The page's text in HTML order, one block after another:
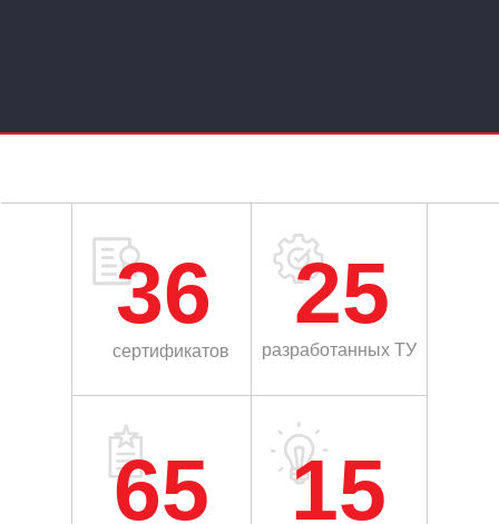
15
разработанных ТУ
25
65
сертификатов
36